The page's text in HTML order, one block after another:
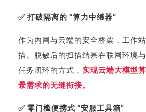
✅ 打破隔离的 “算力中继器”
作为内网与云端的安全桥梁，工作
描、脱敏后的扫描结果在联网环境
任务闭环的方式，实现云端大模型
景需求的无缝衔接。
✅ 零门槛便携式 “安服工具箱”